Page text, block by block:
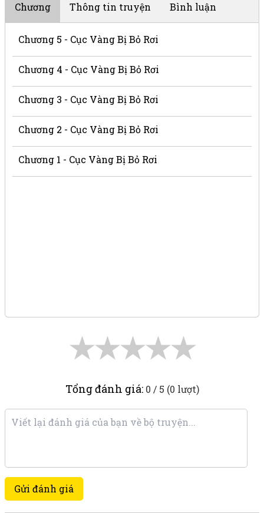
Chương Thông tin truyện Bình luận
Chương 5 - Cục Vàng Bị Bỏ Rơi
Chương 4 - Cục Vàng Bị Bỏ Rơi
Chương 3 - Cục Vàng Bị Bỏ Rơi
Chương 2 - Cục Vàng Bị Bỏ Rơi
Chương 1 - Cục Vàng Bị Bỏ Rơi
★
★
★
★
★
Tổng đánh giá: 0 / 5 (0 lượt)
Gửi đánh giá